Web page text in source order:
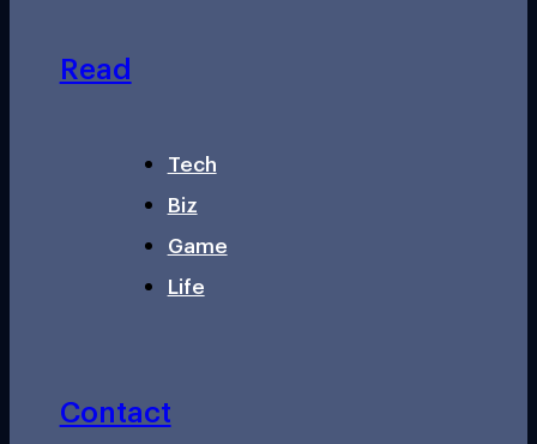
Read
Tech
Biz
Game
Life
Contact